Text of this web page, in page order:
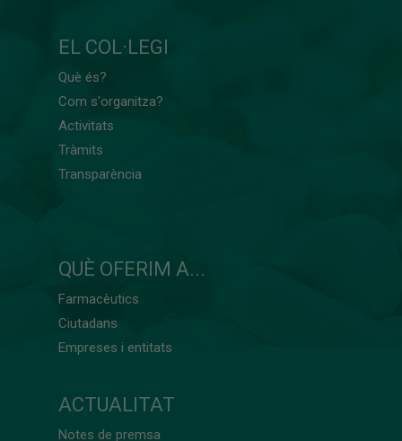
EL COL·LEGI
Què és?
Com s'organitza?
Activitats
Tràmits
Transparència
QUÈ OFERIM A...
Farmacèutics
Ciutadans
Empreses i entitats
ACTUALITAT
Notes de premsa